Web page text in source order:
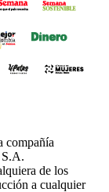
compañía
de los
a cualquier